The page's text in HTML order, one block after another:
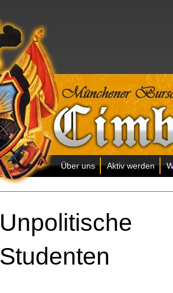
Über uns Aktiv werden
Unpolitische
Studenten